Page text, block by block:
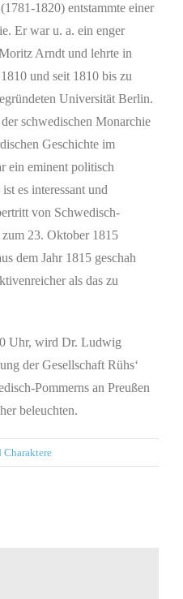
1820) entstammte einer
Er war u. a. ein enger
Arndt und lehrte in
und seit 1810 bis zu
Universität Berlin.
schwedischen Monarchie
Geschichte im
ein eminent politisch
es interessant und
von Schwedisch-
23. Oktober 1815
dem Jahr 1815 geschah
als das zu
Uhr, wird Dr. Ludwig
der Gesellschaft Rühs‘
Pommerns an Preußen
beleuchten.
Charaktere